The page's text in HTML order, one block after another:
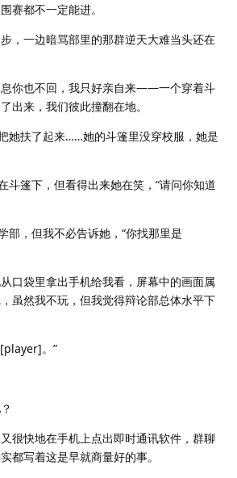
赛都不一定能进。
，一边暗骂部里的那群逆天大难当头还在
你也不回，我只好亲自来——一个穿着斗
出来，我们彼此撞翻在地。
她扶了起来……她的斗篷里没穿校服，她是
斗篷下，但看得出来她在笑，“请问你知道
部，但我不必告诉她，“你找那里是
口袋里拿出手机给我看，屏幕中的画面属
虽然我不玩，但我觉得辩论部总体水平下
。”
很快地在手机上点出即时通讯软件，群聊
都写着这是早就商量好的事。